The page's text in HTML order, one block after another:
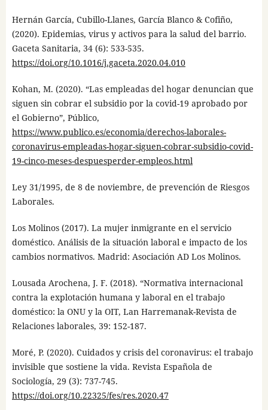
Hernán García, Cubillo-Llanes, García Blanco & Cofiño,
(2020). Epidemias, virus y activos para la salud del barrio.
Gaceta Sanitaria, 34 (6): 533-535.
https://doi.org/10.1016/j.gaceta.2020.04.010
Kohan, M. (2020). “Las empleadas del hogar denuncian que
siguen sin cobrar el subsidio por la covid-19 aprobado por
el Gobierno”, Público,
https://www.publico.es/economia/derechos-laborales-
coronavirus-empleadas-hogar-siguen-cobrar-subsidio-covid-
19-cinco-meses-despuesperder-empleos.html
Ley 31/1995, de 8 de noviembre, de prevención de Riesgos
Laborales.
Los Molinos (2017). La mujer inmigrante en el servicio
doméstico. Análisis de la situación laboral e impacto de los
cambios normativos. Madrid: Asociación AD Los Molinos.
Lousada Arochena, J. F. (2018). “Normativa internacional
contra la explotación humana y laboral en el trabajo
doméstico: la ONU y la OIT, Lan Harremanak-Revista de
Relaciones laborales, 39: 152-187.
Moré, P. (2020). Cuidados y crisis del coronavirus: el trabajo
invisible que sostiene la vida. Revista Española de
Sociología, 29 (3): 737-745.
https://doi.org/10.22325/fes/res.2020.47